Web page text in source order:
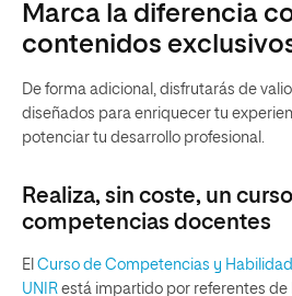
Marca la diferencia
contenidos
De forma adicional, disfrutarás de
diseñados para enriquecer tu
potenciar tu desarrollo profesional.
Realiza, sin coste, un
competencias docentes
El Curso de Competencias y
UNIR está impartido por referentes de